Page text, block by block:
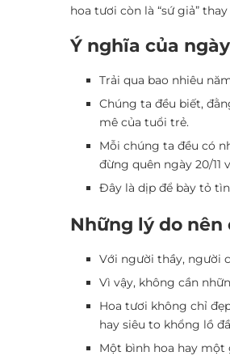
hoa tươi còn là “sứ giả”
Ý nghĩa của ngày
Trải qua bao nhiêu
Chúng ta đều biết,
mê của tuổi trẻ.
Mỗi chúng ta đều có
đừng quên ngày 20/11
Đây là dịp để bày tỏ
Những lý do nên
Với người thầy, người
Vì vậy, không cần
Hoa tươi không chỉ
hay siêu to khổng lồ
Một bình hoa hay một